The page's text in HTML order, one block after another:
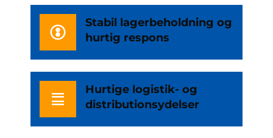
Stabil lagerbeholdning og
hurtig respons
Hurtige logistik- og
distributionsydelser